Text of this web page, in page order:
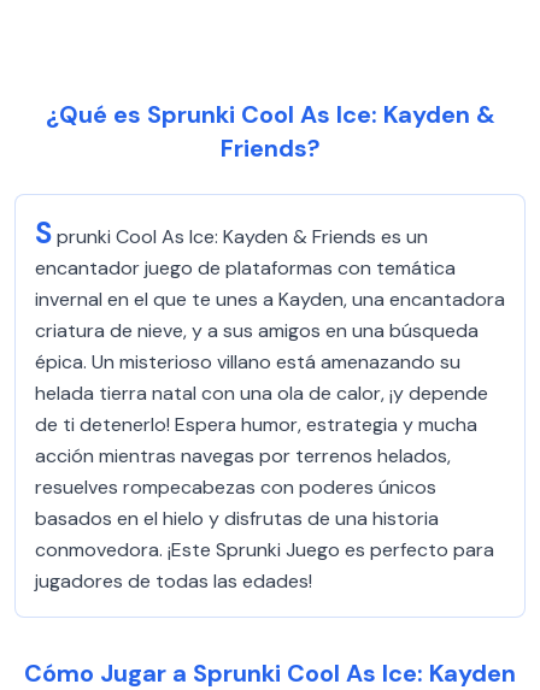
¿Qué es Sprunki Cool As Ice: Kayden &
Friends?
Sprunki Cool As Ice: Kayden & Friends es un
encantador juego de plataformas con temática
invernal en el que te unes a Kayden, una encantadora
criatura de nieve, y a sus amigos en una búsqueda
épica. Un misterioso villano está amenazando su
helada tierra natal con una ola de calor, ¡y depende
de ti detenerlo! Espera humor, estrategia y mucha
acción mientras navegas por terrenos helados,
resuelves rompecabezas con poderes únicos
basados en el hielo y disfrutas de una historia
conmovedora. ¡Este Sprunki Juego es perfecto para
jugadores de todas las edades!
Cómo Jugar a Sprunki Cool As Ice: Kayden